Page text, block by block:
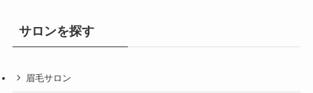
サロンを探す
眉毛サロン